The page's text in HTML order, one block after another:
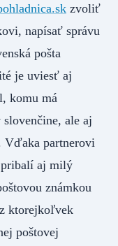
zvoliť
napísať správu
pošta
je uviesť aj
komu má
ale aj
partnerovi
aj milý
známkou
ktorejkoľvek
poštovej